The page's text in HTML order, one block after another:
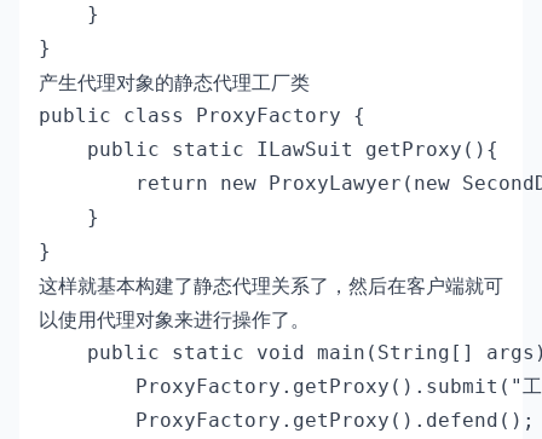
    }
}
产生代理对象的静态代理工厂类
public class ProxyFactory {
    public static ILawSuit getProxy(){
return new ProxyLawyer(new
    }
}
这样就基本构建了静态代理关系了，然后在客户端就可
以使用代理对象来进行操作了。
public static void main(String[]
ProxyFactory.getProxy().submit("工
        ProxyFactory.getProxy().defend();